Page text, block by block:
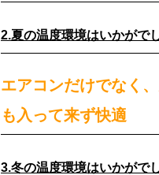
2.夏の温度環境はいかがで
エアコンだけでなく
も入って来ず快適
3.冬の温度環境はいかがで